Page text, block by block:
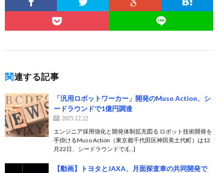
関連する記事
「汎用ロボットワーカー」開発のMuso Action、シ
ードラウンドで1億円調達
2025.12.22
エンジニア採用強化と開発体制拡充図る ロボット技術開発を
手掛けるMuso Action（東京都千代田区神田美土代町）は12
月22日、シードラウンドでJ[…]
【動画】トヨタとJAXA、月面探査車の共同開発で